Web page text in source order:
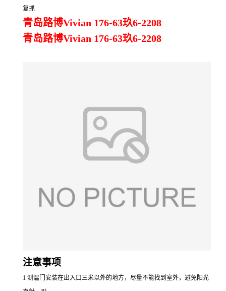
复抓
青岛路博Vivian 176-63玖6-2208
青岛路博Vivian 176-63玖6-2208
注意事项
1 测温门安装在出入口三米以外的地方，尽量不能找到室外，避免阳光